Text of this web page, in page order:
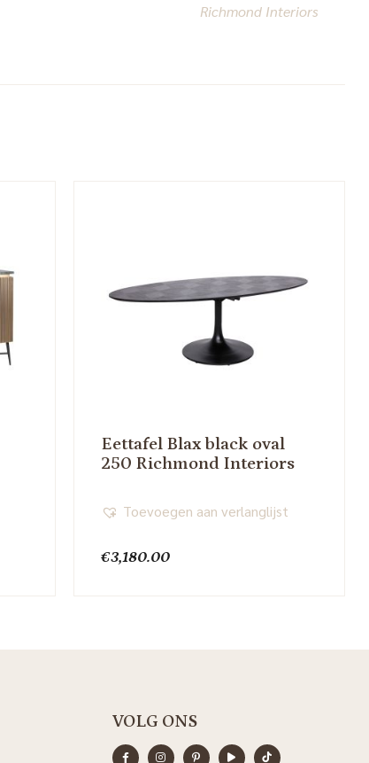
Richmond Interiors
Eettafel Blax black oval
250 Richmond Interiors
€3,180.00
Toevoegen aan verlanglijst
VOLG ONS